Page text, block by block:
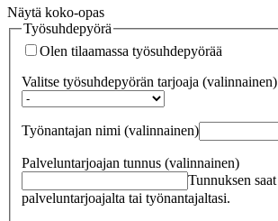
Näytä koko-opas
Työsuhdepyörä
Olen tilaamassa työsuhdepyörää
Valitse työsuhdepyörän tarjoaja (valinnainen)
Työnantajan nimi (valinnainen)
Palveluntarjoajan tunnus (valinnainen)
Tunnuksen saat
palveluntarjoajalta tai työnantajaltasi.